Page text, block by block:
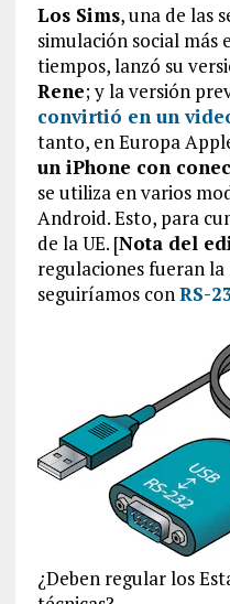
Los Sims, una de las
simulación social más
tiempos, lanzó su
Rene; y la versión
convirtió en un
tanto, en Europa
un iPhone con
se utiliza en varios
Android. Esto, para
de la UE. [Nota del
regulaciones fueran
seguiríamos con RS-
¿Deben regular los